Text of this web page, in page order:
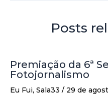
Posts
Premiação da 6ª
Fotojornalismo
Eu Fui, Sala33 / 29 de